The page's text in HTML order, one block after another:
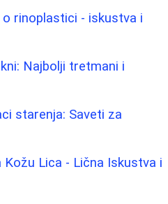
rinoplastici - iskustva i
Najbolji tretmani i
starenja: Saveti za
Kožu Lica - Lična Iskustva i